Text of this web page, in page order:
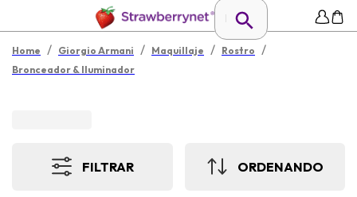
Home / Giorgio Armani / Maquillaje / Rostro /
Bronceador & Iluminador
FILTRAR ORDENANDO